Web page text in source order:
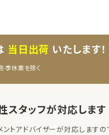
当日出荷 いたします！
季休業を除く
スタッフが対応します
ントアドバイザーが対応しますの